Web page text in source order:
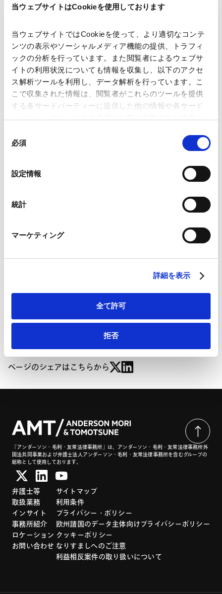
当ウェブサイトはCookieを使用しております
当ウェブサイトではCookieを使って、より適切なコンテ
ンツの表示やソーシャルメディア機能の提供、トラフィ
ックの分析を行っています。また閲覧者によるウェブサ
イトの利用状況についても情報を収集し、以下のアクセ
ス解析ツールを利用し、データ解析を行っています。こ
こで収集された情報は、閲覧者がこれらのツールを提供
する各サードパーティーに提供した他の情報や各サード
ことがあります。
Google Analytics利用規約（
Marketo
外部サイト）
LinkedIn プライバシーポリシー（
HubSpot プライバシーポリシー（外部サイト）
必須
設定情報
統計
マーケティング
詳細を表示
全て許可
拒否
関連弁護士等
出版社 株式会社商事法務
掲載誌・刊号 商事法務ポータル
発行年月日 2024年1月
業務分野
詳細
公正取引委員会による独占禁止法上の「優越的地位の
濫用」に係るコスト上昇分の価格転嫁円滑化の取組に
関する特別調査の結果について | 商事法務ポータル
ページのシェアはこちらから
「アンダーソン・毛利・友常法律事務所」は、アンダーソン・毛利・友常法律事務所外
国法共同事業および弁護士法人アンダーソン・毛利・友常法律事務所を含むグループの
総称として使用しております。
弁護士等
取扱業務
インサイト
事務所紹介
ロケーション
お問い合わせ
サイトマップ
利用条件
プライバシー・ポリシー
欧州諸国のデータ主体向けプライバシーポリシー
クッキーポリシー
なりすましへのご注意
利益相反案件の取り扱いについて